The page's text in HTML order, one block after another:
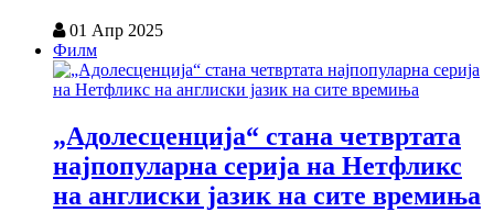
01 Апр 2025
Филм
„Адолесценција“ стана четвртата
најпопуларна серија на Нетфликс
на англиски јазик на сите времиња